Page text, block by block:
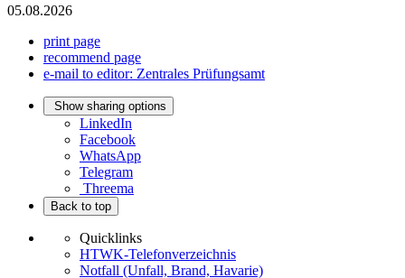
05.08.2026
print page
recommend page
e-mail to editor: Zentrales Prüfungsamt
Show sharing options
LinkedIn
Facebook
WhatsApp
Telegram
Threema
Back to top
Quicklinks
HTWK-Telefonverzeichnis
Notfall (Unfall, Brand, Havarie)